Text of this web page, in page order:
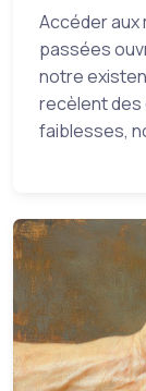
Accéder aux
passées
notre
recèlent des
faiblesses,